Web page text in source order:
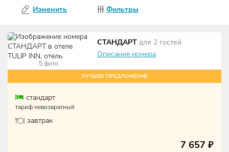
Изменить Фильтры
5 фото
СТАНДАРТ для 2 гостей
Описание номера
ЛУЧШЕЕ ПРЕДЛОЖЕНИЕ
стандарт
тариф невозвратный
завтрак
7 657 ₽